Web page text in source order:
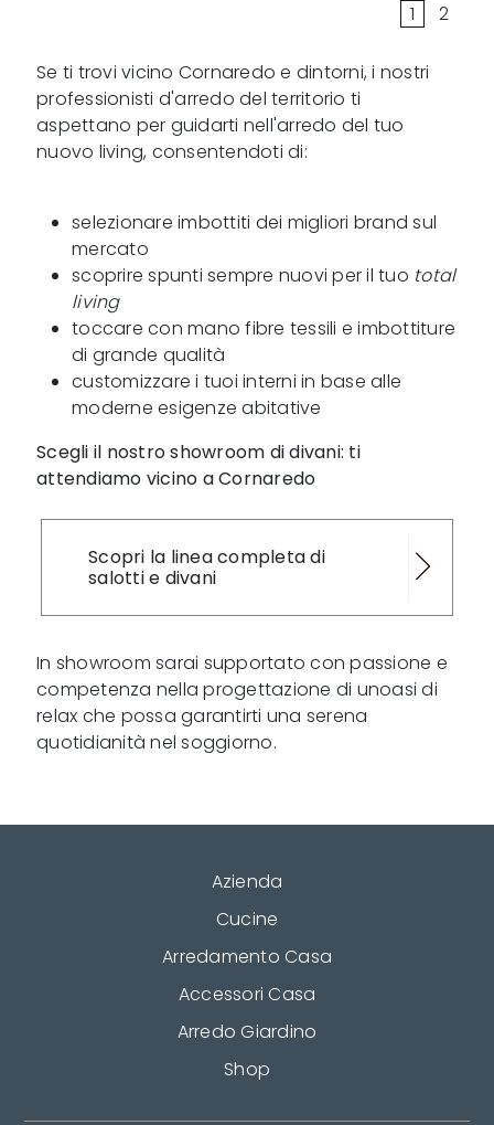
1 2
Se ti trovi vicino Cornaredo e dintorni, i nostri
professionisti d'arredo del territorio ti
aspettano per guidarti nell'arredo del tuo
nuovo living, consentendoti di:
selezionare imbottiti dei migliori brand sul
mercato
scoprire spunti sempre nuovi per il tuo total
living
toccare con mano fibre tessili e imbottiture
di grande qualità
customizzare i tuoi interni in base alle
moderne esigenze abitative
Scegli il nostro showroom di divani: ti
attendiamo vicino a Cornaredo
Scopri la linea completa di
salotti e divani
In showroom sarai supportato con passione e
competenza nella progettazione di unoasi di
relax che possa garantirti una serena
quotidianità nel soggiorno.
Azienda
Cucine
Arredamento Casa
Accessori Casa
Arredo Giardino
Shop